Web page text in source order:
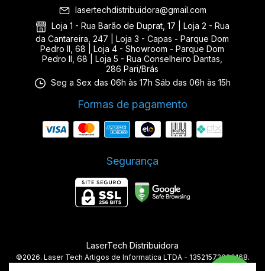
lasertechdistribuidora@gmail.com
Loja 1 - Rua Barão de Duprat, 17 | Loja 2 - Rua
da Cantareira, 247 | Loja 3 - Capas - Parque Dom
Pedro II, 68 | Loja 4 - Showroom - Parque Dom
Pedro II, 68 | Loja 5 - Rua Conselheiro Dantas,
286 Pari/Brás
Seg a Sex das 06h às 17h Sáb das 06h às 15h
Formas de pagamento
Segurança
LaserTech Distribuidora
©2026. Laser Tech Artigos de Informatica LTDA - 13521572000168.